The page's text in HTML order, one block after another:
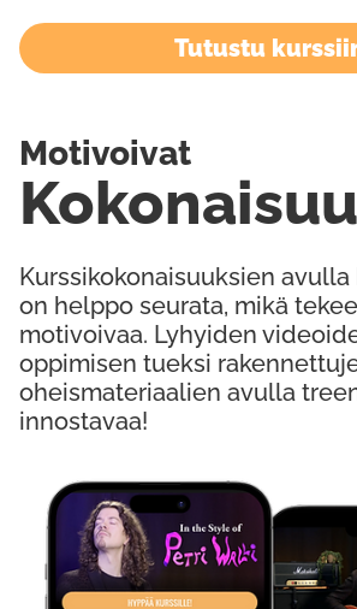
Tutustu
Kurssikokonaisuuksien
on helppo seurata, mikä
motivoivaa. Lyhyiden
oppimisen tueksi
oheismateriaalien avulla
innostavaa!
Motivoivat